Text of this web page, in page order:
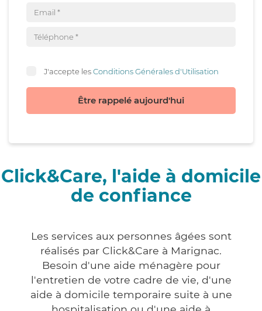
J'accepte lesConditions Générales d'Utilisation
Être rappelé aujourd'hui
Click&Care, l'aide à domicile
de confiance
Les services aux personnes âgées sont
réalisés par Click&Care à Marignac.
Besoin d'une aide ménagère pour
l'entretien de votre cadre de vie, d'une
aide à domicile temporaire suite à une